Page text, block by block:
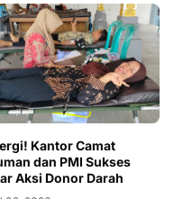
Kantor Camat
dan PMI Sukses
Aksi Donor Darah